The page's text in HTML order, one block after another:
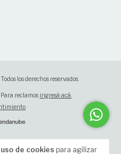
de cookies para agilizar
los derechos reservados.
Para reclamos ingresá acá.